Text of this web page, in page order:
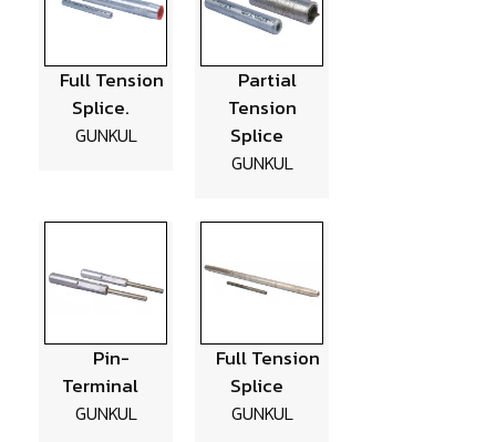
Full Tension
Splice.
GUNKUL
Partial
Tension
Splice
GUNKUL
Pin-
Terminal
GUNKUL
Full Tension
Splice
GUNKUL